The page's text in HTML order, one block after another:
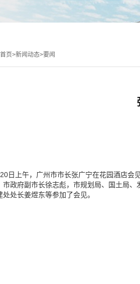
首页>新闻动态>要闻
日上午，广州市市长张广宁在花园酒店会
市政府副市长徐志彪，市规划局、国土局、
处处长姜煜东等参加了会见。